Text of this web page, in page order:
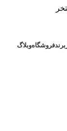
برندفروشگاهوبلاگ